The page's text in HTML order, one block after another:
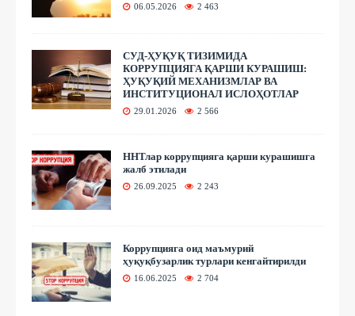
06.05.2026 2 463
СУД-ҲУҚУҚ ТИЗИМИДА
КОРРУПЦИЯГА ҚАРШИ КУРАШИШ:
ҲУҚУҚИЙ МЕХАНИЗМЛАР ВА
ИНСТИТУЦИОНАЛ ИСЛОҲОТЛАР
29.01.2026 2 566
ННТлар коррупцияга қарши курашишга
жалб этилади
26.09.2025 2 243
Коррупцияга оид маъмурий
ҳуқуқбузарлик турлари кенгайтирилди
16.06.2025 2 704